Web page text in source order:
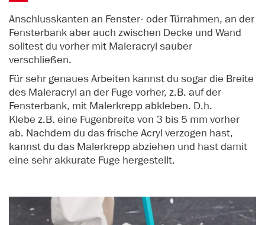
Anschlusskanten an Fenster- oder Türrahmen, an der
Fensterbank aber auch zwischen Decke und Wand
solltest du vorher mit Maleracryl sauber
verschließen.
Für sehr genaues Arbeiten kannst du sogar die Breite
des Maleracryl an der Fuge vorher, z.B. auf der
Fensterbank, mit Malerkrepp abkleben. D.h.
Klebe z.B. eine Fugenbreite von 3 bis 5 mm vorher
ab. Nachdem du das frische Acryl verzogen hast,
kannst du das Malerkrepp abziehen und hast damit
eine sehr akkurate Fuge hergestellt.